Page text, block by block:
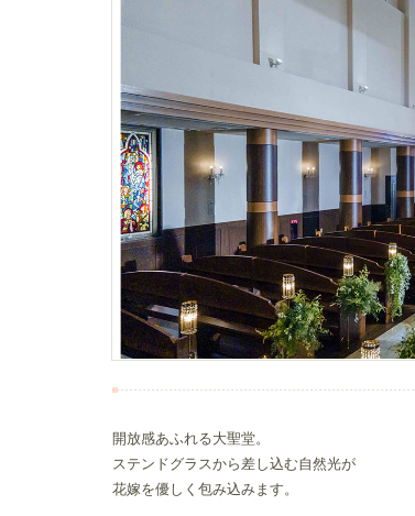
開放感あふれる大聖堂。
ステンドグラスから差し込む自然光が
花嫁を優しく包み込みます。